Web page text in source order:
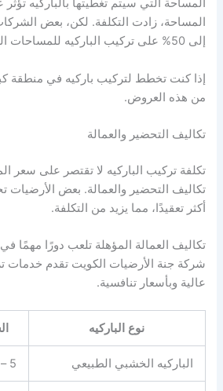
المساحة التي سيتم تغطيتها بالباركيه
المساحة، زادت التكلفة. لكن، بعض
إلى 50% على تركيب الباركيه للمساحات الكبيرة.
إذا كنت تخطط لتركيب باركيه في منطقة
من هذه العروض.
تكاليف التحضير والعمالة
تكلفة تركيب الباركيه لا تقتصر على سعر
تكاليف التحضير والعمالة. بعض الأرضيات
أكثر تعقيدًا، مما يزيد من التكلفة.
تكاليف العمالة المؤهلة تلعب دورًا مهمًا
شركة جنة الأرضيات الكويت تقدم خدمات
عالية وبأسعار تنافسية.
نوع الباركيه
الباركيه الخشبي الطبيعي 5 – 7 دنانير